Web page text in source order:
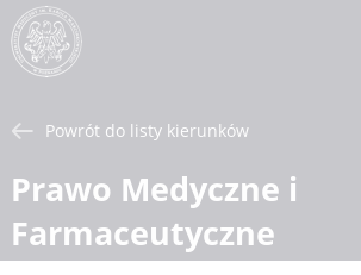
Powrót do listy kierunków
Prawo Medyczne i
Farmaceutyczne